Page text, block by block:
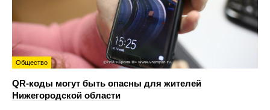
Общество
QR-коды могут быть опасны для жителей
Нижегородской области